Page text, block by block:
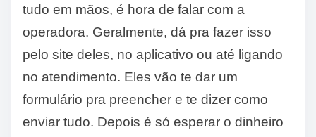
tudo em mãos, é hora de falar com a
operadora. Geralmente, dá pra fazer isso
pelo site deles, no aplicativo ou até ligando
no atendimento. Eles vão te dar um
formulário pra preencher e te dizer como
enviar tudo. Depois é só esperar o dinheiro